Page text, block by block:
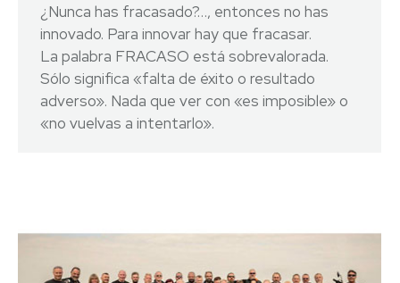
¿Nunca has fracasado?…, entonces no has
innovado. Para innovar hay que fracasar.
La palabra FRACASO está sobrevalorada.
Sólo significa «falta de éxito o resultado
adverso». Nada que ver con «es imposible» o
«no vuelvas a intentarlo».